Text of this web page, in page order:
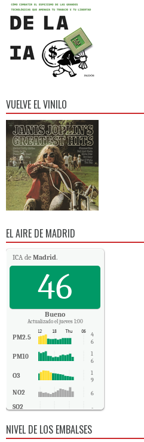
VUELVE EL VINILO
EL AIRE DE MADRID
ICA de Madrid.
46
Bueno
Actualizado el jueves 1:00
PM2.5
4
6
PM10
1
6
O3
1
9
NO2 6
SO2 -
NIVEL DE LOS EMBALSES